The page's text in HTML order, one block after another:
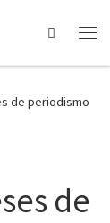
Search
de periodismo
de